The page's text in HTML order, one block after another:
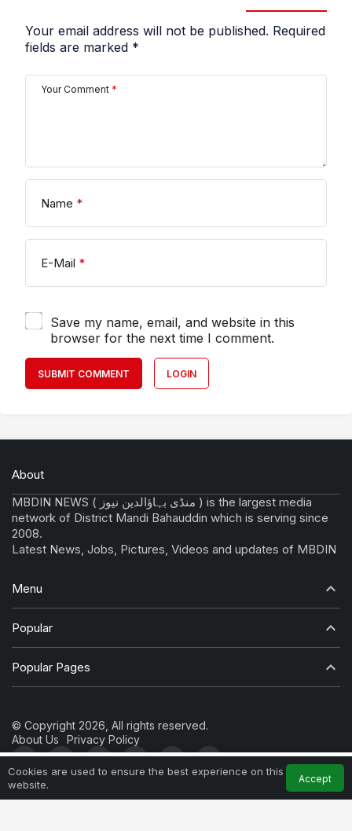
Your email address will not be published. Required
fields are marked *
Your Comment *
Name *
E-Mail *
Save my name, email, and website in this
browser for the next time I comment.
SUBMIT COMMENT LOGIN
Cookies are used to ensure the best experience on this
website.
Accept
About
MBDIN NEWS ( منڈی بہاؤالدین نیوز ) is the largest media
network of District Mandi Bahauddin which is serving since
2008.
Latest News, Jobs, Pictures, Videos and updates of MBDIN
Menu
Popular
Popular Pages
© Copyright 2026, All rights reserved.
About Us
Privacy Policy
0